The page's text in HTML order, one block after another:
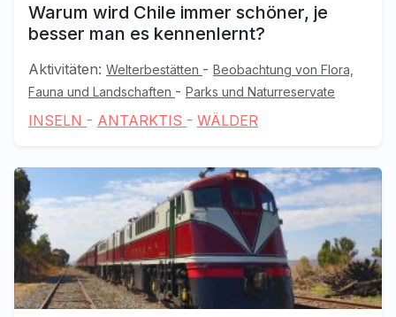
Warum wird Chile immer schöner, je
besser man es kennenlernt?
Aktivitäten: Welterbestätten - Beobachtung von Flora,
Fauna und Landschaften - Parks und Naturreservate
INSELN - ANTARKTIS - WÄLDER